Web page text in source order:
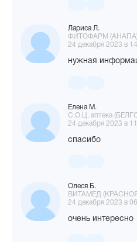
Лариса Л.
ФИТОФАРМ
24 декабря 2023 в
нужная
Елена М.
С.О.Ц. аптека
24 декабря 2023 в
спасибо
Олеся Б.
ВИТАМЕД
24 декабря 2023 в
очень интересно